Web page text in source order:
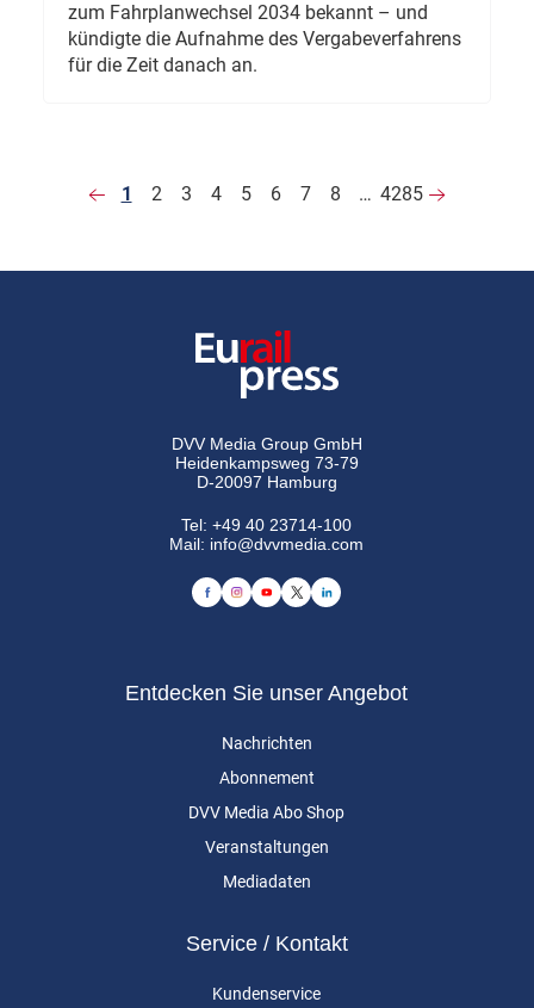
zum Fahrplanwechsel 2034 bekannt – und
kündigte die Aufnahme des Vergabeverfahrens
für die Zeit danach an.
1 2 3 4 5 6 7 8 … 4285
DVV Media Group GmbH
Heidenkampsweg 73-79
D-20097 Hamburg
Tel:+49 40 23714-100
Mail: info@dvvmedia.com
Entdecken Sie unser Angebot
Nachrichten
Abonnement
DVV Media Abo Shop
Veranstaltungen
Mediadaten
Service / Kontakt
Kundenservice